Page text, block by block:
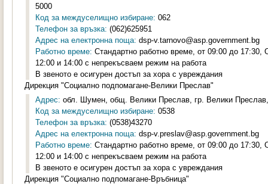
5000
Код за междуселищно избиране: 062
Телефон за връзка: (062)625951
Адрес на електронна поща: dsp-v.tarnovo@asp.government.bg
Работно време: Стандартно работно време, от 09:00 до
12:00 и 14:00 с непрекъсваем режим на работа
В звеното е осигурен достъп за хора с увреждания
Дирекция "Социално подпомагане-Велики Преслав"
Адрес: обл. Шумен, общ. Велики Преслав, гр. Велики
Код за междуселищно избиране: 0538
Телефон за връзка: (0538)43270
Адрес на електронна поща: dsp-v.preslav@asp.government.bg
Работно време: Стандартно работно време, от 09:00 до
12:00 и 14:00 с непрекъсваем режим на работа
В звеното е осигурен достъп за хора с увреждания
Дирекция "Социално подпомагане-Връбница"